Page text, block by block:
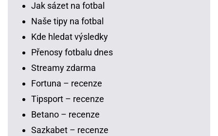
Jak sázet na fotbal
Naše tipy na fotbal
Kde hledat výsledky
Přenosy fotbalu dnes
Streamy zdarma
Fortuna – recenze
Tipsport – recenze
Betano – recenze
Sazkabet – recenze